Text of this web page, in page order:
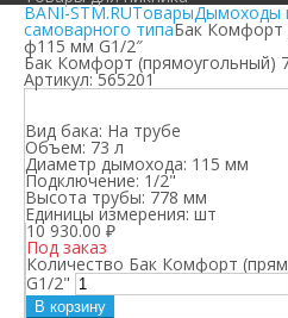
BANI-STM.RUТоварыДымоходы
самоварного типаБак Комфорт
ф115 мм G1/2″
Бак Комфорт (прямоугольный)
Артикул:565201
Вид бака: На трубе
Объем: 73 л
Диаметр дымохода: 115 мм
Подключение: 1/2"
Высота трубы: 778 мм
Единицы измерения: шт
10 930.00 ₽
Под заказ
Количество Бак Комфорт
G1/2"
В корзину